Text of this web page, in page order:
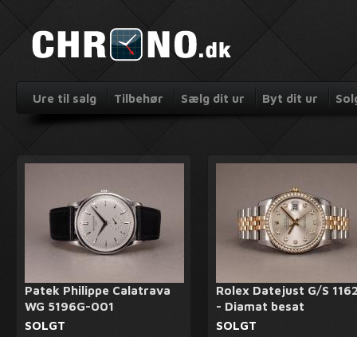
Ure til salg Tilbehør Sælg dit ur Byt dit ur
Patek Philippe Calatrava
WG 5196G-001
SOLGT
Rolex Datejust G/S
- Diamat besat
SOLGT